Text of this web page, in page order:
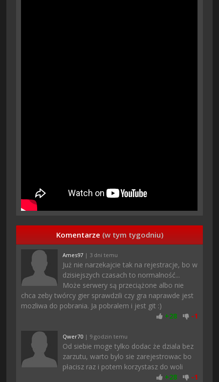
Komentarze (w tym tygodniu)
Ames97 | 3 dni temu
Już nie narzekajcie tak na rejestracje, bo w
dzisiejszych czasach to normalność...
Może serwery są przeciążone albo nie
chca zeby twórcy gier sprawdzili czy gra naprawde jest
mozliwa do pobrania. Ja pobralem i jest git :)
+28 -1
Qwer70 | 9 godzin temu
Od siebie moge tylko dodac że dziala bez
zarzutu, warto bylo sie zarejestrowac bo
płacisz raz i potem korzystasz do woli
+28 -1